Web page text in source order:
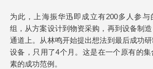
为此，上海振华迅即成立有200多人参与
组，从方案设计到物资采购，再到设备制
通道上。从林鸣开始提出想法到最后成功
设备，只用了4个月。这是在一个原有的
素的成功范例。